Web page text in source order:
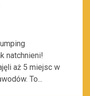
natchnieni!
aż 5 miejsc w
To...